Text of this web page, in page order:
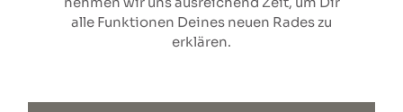
alle Funktionen Deines neuen Rades zu
erklären.